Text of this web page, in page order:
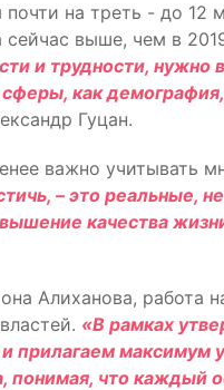
почти на треть - до
сейчас выше, чем в
и трудности, нужно
как
Гуцан.
важно учитывать
– это реальные,
качества
Алиханова, работа
«В рамках
прилагаем максимум
понимая, что